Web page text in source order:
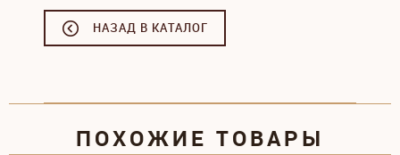
НАЗАД В КАТАЛОГ
ПОХОЖИЕ ТОВАРЫ